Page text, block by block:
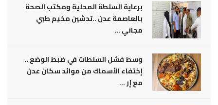
برعاية السلطة المحلية ومكتب الصحة
بالعاصمة عدن ..تدشين مخيم طبي
مجاني ...
وسط فشل السلطات في ضبط الوضع ..
إختفاء الأسماك من موائد سكان عدن
مع إر ...